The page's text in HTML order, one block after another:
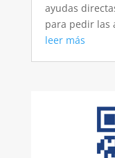
ayudas
para pedir las
leer más